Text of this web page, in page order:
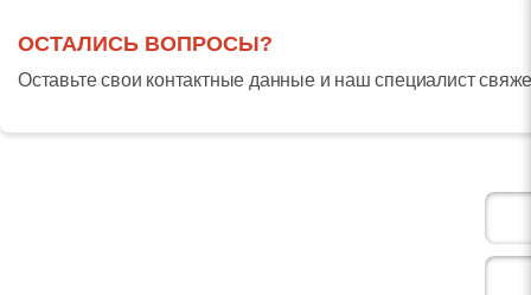
ОСТАЛИСЬ ВОПРОСЫ?
Оставьте свои контактные данные и наш специалист